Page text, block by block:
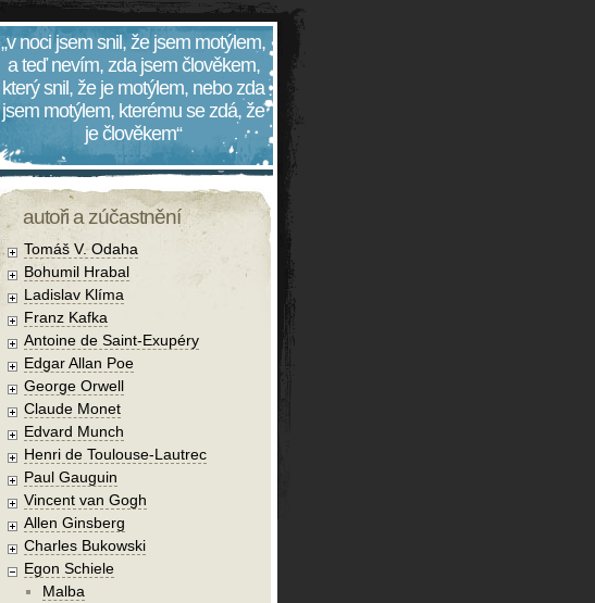
„v noci jsem snil, že jsem motýlem,
a teď nevím, zda jsem člověkem,
který snil, že je motýlem, nebo zda
jsem motýlem, kterému se zdá, že
je člověkem“
autoři a zúčastnění
Tomáš V. Odaha
Bohumil Hrabal
Ladislav Klíma
Franz Kafka
Antoine de Saint-Exupéry
Edgar Allan Poe
George Orwell
Claude Monet
Edvard Munch
Henri de Toulouse-Lautrec
Paul Gauguin
Vincent van Gogh
Allen Ginsberg
Charles Bukowski
Egon Schiele
Malba